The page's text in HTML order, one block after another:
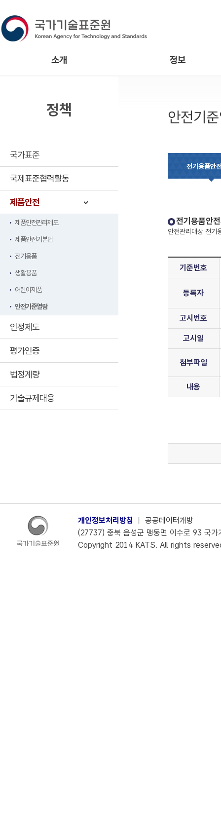
소개 정보
안전기
전기용품안
전기용품안
안전관리대상 전기
기준번호
등록자
고시번호
고시일
첨부파일
내용
정책
국가표준
국제표준협력활동
제품안전
제품안전관리제도
제품안전기본법
전기용품
생활용품
어린이제품
안전기준열람
인정제도
평가인증
법정계량
기술규제대응
개인정보처리방침 ㅣ 공공데이터개방
(27737) 충북 음성군 맹동면 이수로 93 국
Copyright 2014 KATS. All rights